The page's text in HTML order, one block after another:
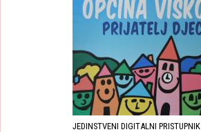
JEDINSTVENI DIGITALNI PRISTUPNIK